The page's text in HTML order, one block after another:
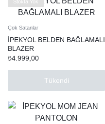
Stokta Yok
Çok Satanlar
İPEKYOL BELDEN BAĞLAMALI
BLAZER
₺4.999,00
Tükendi